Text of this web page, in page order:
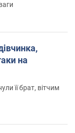
на
її брат, вітчим